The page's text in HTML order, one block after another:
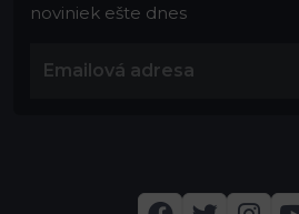
noviniek ešte dnes